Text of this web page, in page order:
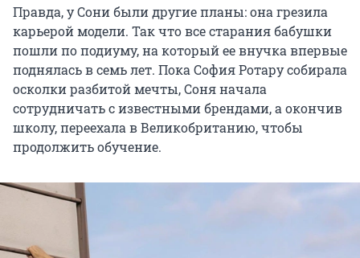
Правда, у Сони были другие планы: она грезила
карьерой модели. Так что все старания бабушки
пошли по подиуму, на который ее внучка впервые
поднялась в семь лет. Пока София Ротару собирала
осколки разбитой мечты, Соня начала
сотрудничать с известными брендами, а окончив
школу, переехала в Великобританию, чтобы
продолжить обучение.